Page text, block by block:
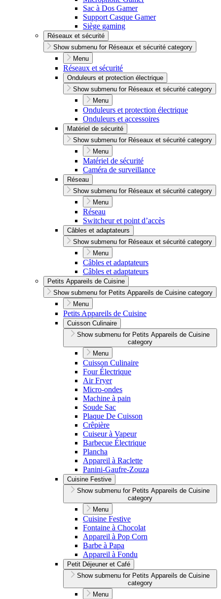
Sac à Dos Gamer
Support Casque Gamer
Siège gaming
Réseaux et sécurité
Show submenu for Réseaux et sécurité category
Menu
Réseaux et sécurité
Onduleurs et protection électrique
Show submenu for Réseaux et sécurité category
Menu
Onduleurs et protection électrique
Onduleurs et accessoires
Matériel de sécurité
Show submenu for Réseaux et sécurité category
Menu
Matériel de sécurité
Caméra de surveillance
Réseau
Show submenu for Réseaux et sécurité category
Menu
Réseau
Switcheur et point d’accès
Câbles et adaptateurs
Show submenu for Réseaux et sécurité category
Menu
Câbles et adaptateurs
Câbles et adaptateurs
Petits Appareils de Cuisine
Show submenu for Petits Appareils de Cuisine category
Menu
Petits Appareils de Cuisine
Cuisson Culinaire
Show submenu for Petits Appareils de Cuisine
category
Menu
Cuisson Culinaire
Four Électrique
Air Fryer
Micro-ondes
Machine à pain
Soude Sac
Plaque De Cuisson
Crêpière
Cuiseur à Vapeur
Barbecue Électrique
Plancha
Appareil à Raclette
Panini-Gaufre-Zouza
Cuisine Festive
Show submenu for Petits Appareils de Cuisine
category
Menu
Cuisine Festive
Fontaine à Chocolat
Appareil à Pop Corn
Barbe à Papa
Appareil à Fondu
Petit Déjeuner et Café
Show submenu for Petits Appareils de Cuisine
category
Menu